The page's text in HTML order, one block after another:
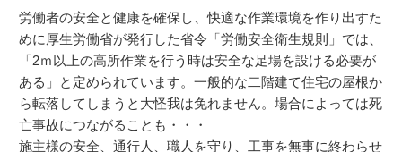
労働者の安全と健康を確保し、快適な作業環境を作り出すた
めに厚生労働省が発行した省令「労働安全衛生規則」では、
「2ｍ以上の高所作業を行う時は安全な足場を設ける必要が
ある」と定められています。一般的な二階建て住宅の屋根か
ら転落してしまうと大怪我は免れません。場合によっては死
亡事故につながることも・・・
施主様の安全、通行人、職人を守り、工事を無事に終わらせ